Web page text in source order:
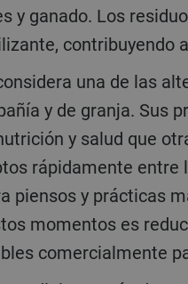
y ganado. Los
contribuyendo
y de granja. Sus
y salud que
rápidamente
piensos y prácticas
momentos es
comercialmente